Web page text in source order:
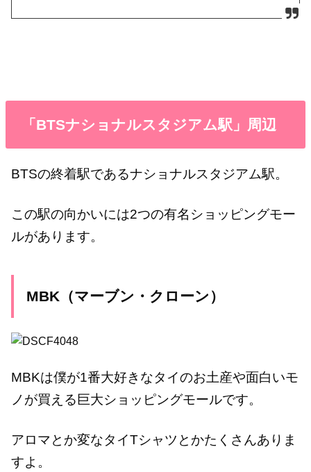
「BTSナショナルスタジアム駅」周辺
BTSの終着駅であるナショナルスタジアム駅。
この駅の向かいには2つの有名ショッピングモー
ルがあります。
MBK（マーブン・クローン）
MBKは僕が1番大好きなタイのお土産や面白いモ
ノが買える巨大ショッピングモールです。
アロマとか変なタイTシャツとかたくさんありま
すよ。